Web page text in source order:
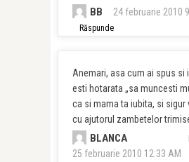
BB 24 februarie 2010
Răspunde
Anemari, asa cum ai spus si
esti hotarata „sa muncesti
ca si mama ta iubita, si sigur
cu ajutorul zambetelor
BLANCA
25 februarie 2010 12:33 AM